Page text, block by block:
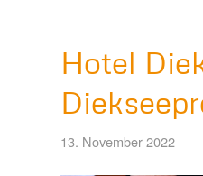
Hotel
13. November 2022